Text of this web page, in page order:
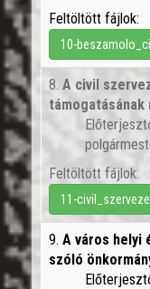
Feltöltött fájlok:
10-
8. A civil
támogatásának
Feltöltött fájlok:
11-
9. A város helyi
szóló